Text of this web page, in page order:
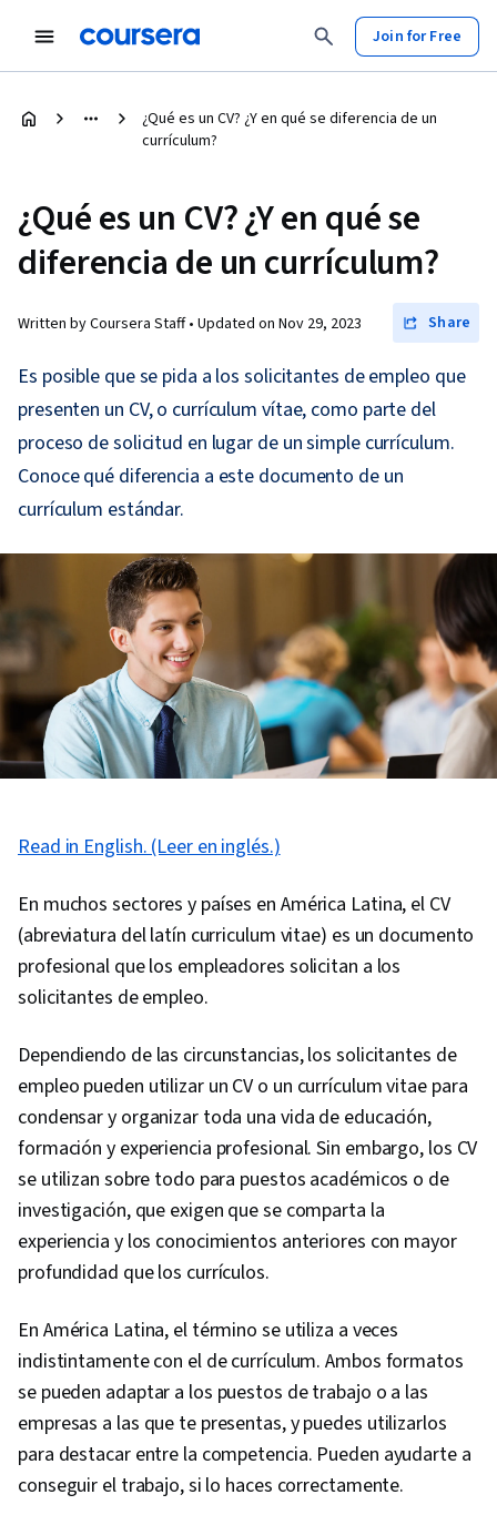
Join for Free
¿Qué es un CV? ¿Y en qué se diferencia de un
currículum?
¿Qué es un CV? ¿Y en qué se
diferencia de un currículum?
Written by Coursera Staff • Updated on Nov 29, 2023 Share
Es posible que se pida a los solicitantes de empleo que
presenten un CV, o currículum vítae, como parte del
proceso de solicitud en lugar de un simple currículum.
Conoce qué diferencia a este documento de un
currículum estándar.
Read in English. (Leer en inglés.)
En muchos sectores y países en América Latina, el CV
(abreviatura del latín curriculum vitae) es un documento
profesional que los empleadores solicitan a los
solicitantes de empleo.
Dependiendo de las circunstancias, los solicitantes de
empleo pueden utilizar un CV o un currículum vitae para
condensar y organizar toda una vida de educación,
formación y experiencia profesional. Sin embargo, los CV
se utilizan sobre todo para puestos académicos o de
investigación, que exigen que se comparta la
experiencia y los conocimientos anteriores con mayor
profundidad que los currículos.
En América Latina, el término se utiliza a veces
indistintamente con el de currículum. Ambos formatos
se pueden adaptar a los puestos de trabajo o a las
empresas a las que te presentas, y puedes utilizarlos
para destacar entre la competencia. Pueden ayudarte a
conseguir el trabajo, si lo haces correctamente.